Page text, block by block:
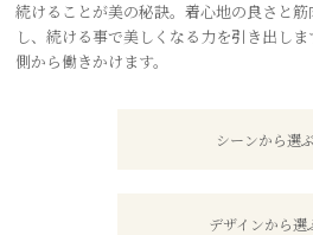
続けることが美の秘訣。着心地の良さと
し、続ける事で美しくなる力を引き出し
側から働きかけます。
シーンから選ぶ
デザインから選